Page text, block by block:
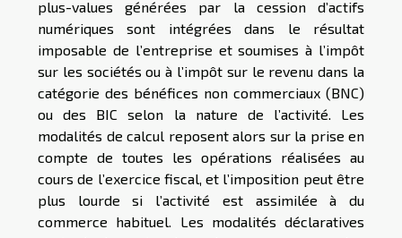
plus-values générées par la cession d’actifs
numériques sont intégrées dans le résultat
imposable de l’entreprise et soumises à l’impôt
sur les sociétés ou à l’impôt sur le revenu dans la
catégorie des bénéfices non commerciaux (BNC)
ou des BIC selon la nature de l’activité. Les
modalités de calcul reposent alors sur la prise en
compte de toutes les opérations réalisées au
cours de l’exercice fiscal, et l’imposition peut être
plus lourde si l’activité est assimilée à du
commerce habituel. Les modalités déclaratives